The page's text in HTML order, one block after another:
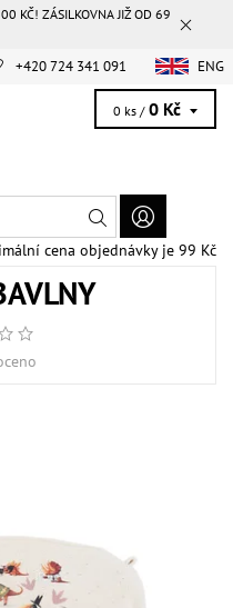
KČ! ZÁSILKOVNA JIŽ OD 69
+420 724 341 091 ENG
0 ks / 0 Kč
cena objednávky je 99 Kč